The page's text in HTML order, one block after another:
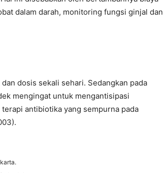
dalam darah, monitoring fungsi ginjal dan
dosis sekali sehari. Sedangkan pada
mengingat untuk mengantisipasi
antibiotika yang sempurna pada